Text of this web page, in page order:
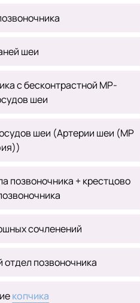
шеи
с бесконтрастной МР-
шеи
шеи (Артерии шеи (МР
позвоночника + крестцово
сочленений
позвоночника
копчика